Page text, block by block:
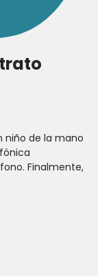
niño de la mano
Finalmente,